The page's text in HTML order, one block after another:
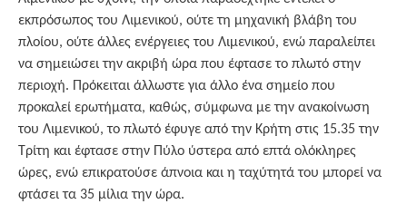
εκπρόσωπος του Λιμενικού, ούτε τη μηχανική βλάβη του
πλοίου, ούτε άλλες ενέργειες του Λιμενικού, ενώ παραλείπει
να σημειώσει την ακριβή ώρα που έφτασε το πλωτό στην
περιοχή. Πρόκειται άλλωστε για άλλο ένα σημείο που
προκαλεί ερωτήματα, καθώς, σύμφωνα με την ανακοίνωση
του Λιμενικού, το πλωτό έφυγε από την Κρήτη στις 15.35 την
Τρίτη και έφτασε στην Πύλο ύστερα από επτά ολόκληρες
ώρες, ενώ επικρατούσε άπνοια και η ταχύτητά του μπορεί να
φτάσει τα 35 μίλια την ώρα.